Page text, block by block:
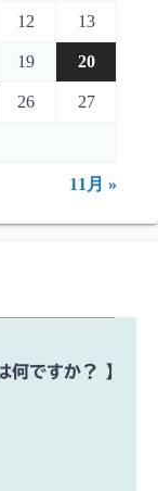
12 13
19 20
26 27
11月 »
ですか？ 】